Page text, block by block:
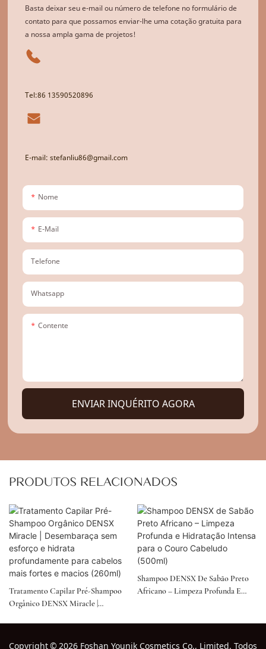
Basta deixar seu e-mail ou número de telefone no formulário de
contato para que possamos enviar-lhe uma cotação gratuita para
a nossa ampla gama de projetos!
Tel:86 13590520896
E-mail: stefanliu86@gmail.com
Nome
E-Mail
Telefone
Whatsapp
Contente
ENVIAR INQUÉRITO AGORA
PRODUTOS RELACIONADOS
Tratamento Capilar Pré-Shampoo
Orgânico DENSX Miracle |
Cabelos Mais Fortes E Macios
Shampoo DENSX De Sabão Preto
Africano – Limpeza Profunda E
Copyright© 2026 Foshan Younik Cosmetics Co., Limited. Todos